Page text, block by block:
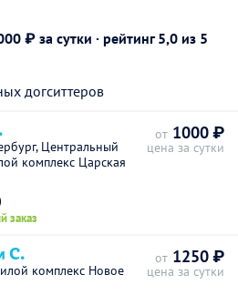
₽ за сутки · рейтинг 5,0 из 5
догситтеров
Центральный
комплекс Царская
заказ
от 1000 ₽
цена за сутки
С.
комплекс Новое
от 1250 ₽
цена за сутки